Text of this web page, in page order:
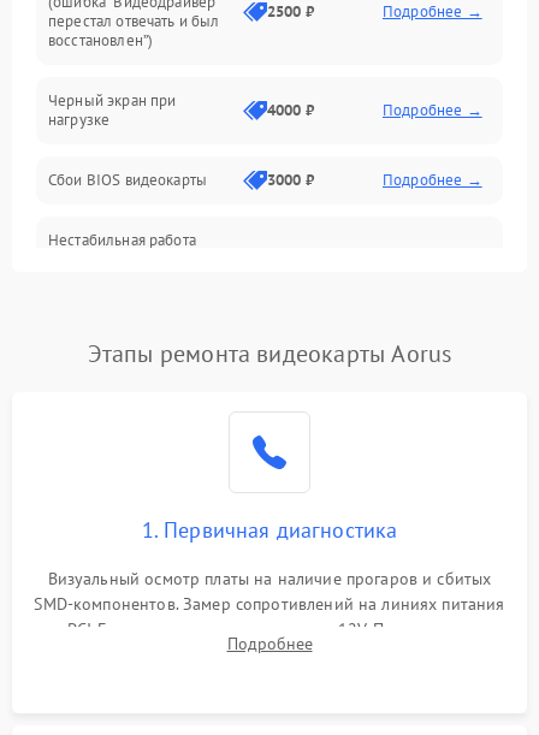
Интерфейсные и коммуникационные проблемы
Электропитание
ПО
Электронные компоненты
Общие поломки
Механические повреждения
перестал отвечать и был
восстановлен”)
2500 ₽ Подробнее →
Черный экран при
нагрузке
4000 ₽ Подробнее →
Сбои BIOS видеокарты 3000 ₽ Подробнее →
Нестабильная работа
Этапы ремонта видеокарты Aorus
1. Первичная диагностика
Визуальный осмотр платы на наличие прогаров и сбитых
SMD-компонентов. Замер сопротивлений на линиях питания
PCI-E и дополнительных разъемах 12V. Проверка на
короткое замыкание основных дросселей питания GPU и
Подробнее